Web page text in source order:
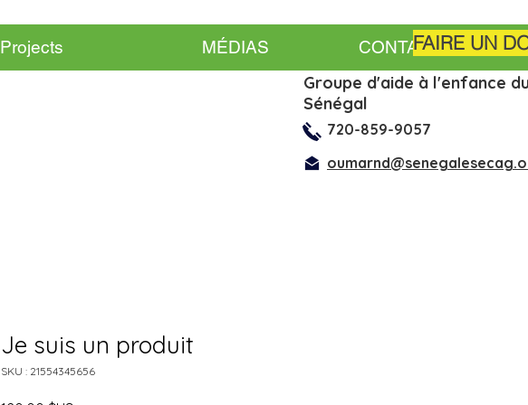
Projects MÉDIAS CONTACTEZ-NOUS
FAIRE UN
Groupe d'aide à l'enfance
Sénégal
720-859-9057
Je suis un produit
SKU : 21554345656